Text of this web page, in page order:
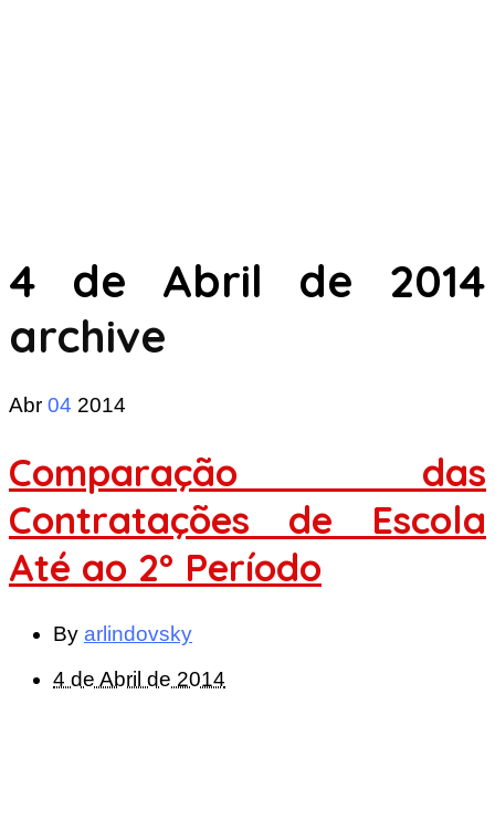
4 de Abril de 2014
archive
Abr 04 2014
Comparação das
Contratações de Escola
Até ao 2º Período
By arlindovsky
4 de Abril de 2014